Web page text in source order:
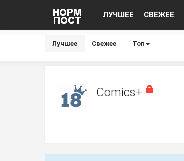
ЛУЧШЕЕ СВЕЖЕЕ
Лучшее Свежее Топ
Comics+